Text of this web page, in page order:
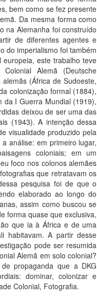
bem como se fez presente
Da mesma forma como
na Alemanha foi construído
de diferentes agentes e
do imperialismo foi também
este trabalho teve
Alemã (Deutsche
(África de Sudoeste,
colonização formal (1884),
da I Guerra Mundial (1919),
deixou de ser uma das
(1943). A intenção dessa
visualidade produzido pela
análise: em primeiro lugar,
coloniais; em um
foco nos colonos alemães
que retratavam os
pesquisa foi de que o
elaborado ao longo do
assim como buscou se
forma quase que exclusiva,
que ia à África e de uma
habitavam. A partir desse
pode ser resumida
Alemã em solo colonial?
propaganda que a DKG
dominar, colonizar e
Colonial, Fotografia.